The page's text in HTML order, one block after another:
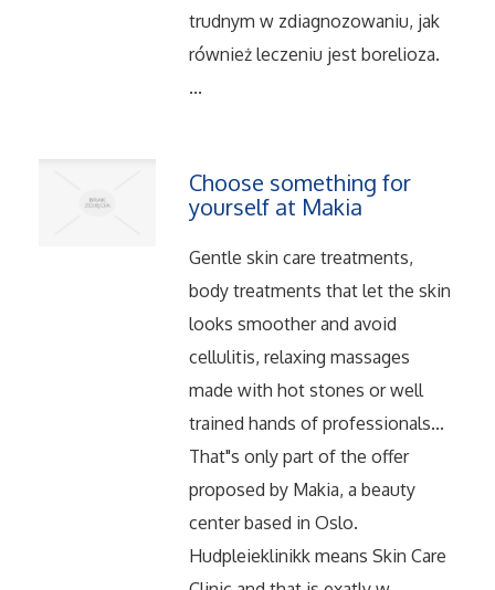
Weterynaryjne, Hodowla Zwierząt
Opieka
Inne Usługi
Noclegi
Hotele i Noclegi
Podróże
Wypoczynek
Uroda
trudnym w zdiagnozowaniu, jak
również leczeniu jest borelioza.
...
Choose something for
yourself at Makia
Gentle skin care treatments,
body treatments that let the skin
looks smoother and avoid
cellulitis, relaxing massages
made with hot stones or well
trained hands of professionals...
That"s only part of the offer
proposed by Makia, a beauty
center based in Oslo.
Hudpleieklinikk means Skin Care